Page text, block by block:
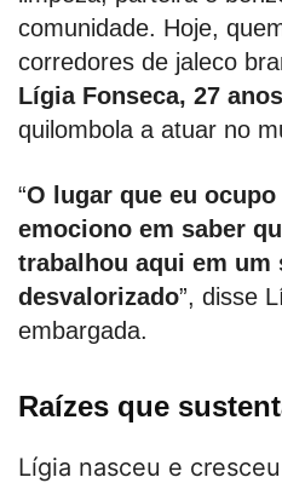
comunidade. Hoje,
corredores de jaleco
Lígia Fonseca, 27 anos
quilombola a atuar no
“O lugar que eu
emociono em saber
trabalhou aqui em um
desvalorizado”, disse
embargada.
Raízes que
Lígia nasceu e